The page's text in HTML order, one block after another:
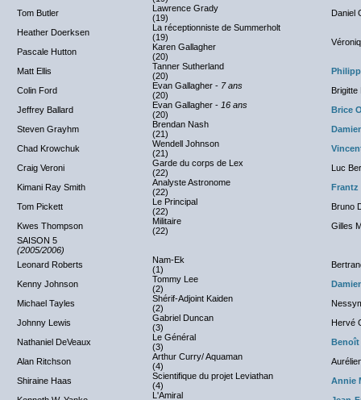
Tom Butler
Lawrence Grady
(19)
Daniel
Heather Doerksen
La réceptionniste de Summerholt
(19)
Pascale Hutton
Karen Gallagher
(20)
Matt Ellis
Tanner Sutherland
(20)
Colin Ford
Evan Gallagher - 7 ans
(20)
Brigitte
Jeffrey Ballard
Evan Gallagher - 16 ans
(20)
Brice
Steven Grayhm
Brendan Nash
(21)
Chad Krowchuk
Wendell Johnson
(21)
Craig Veroni
Garde du corps de Lex
(22)
Luc
Kimani Ray Smith
Analyste Astronome
(22)
Frantz
Tom Pickett
Le Principal
(22)
Bruno
Kwes Thompson
Militaire
(22)
Gilles
SAISON 5
(2005/2006)
Leonard Roberts
Nam-Ek
(1)
Kenny Johnson
Tommy Lee
(2)
Michael Tayles
Shérif-Adjoint Kaiden
(2)
Johnny Lewis
Gabriel Duncan
(3)
Hervé
Nathaniel DeVeaux
Le Général
(3)
Benoît
Alan Ritchson
Arthur Curry/ Aquaman
(4)
Shiraine Haas
Scientifique du projet Leviathan
(4)
Annie
L'Amiral